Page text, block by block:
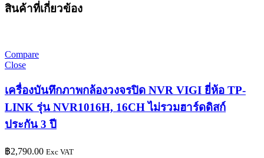
สินค้าที่เกี่ยวข้อง
Compare
Close
เครื่องบันทึกภาพกล้องวงจรปิด NVR VIGI ยี่ห้อ TP-
LINK รุ่น NVR1016H, 16CH ไม่รวมฮาร์ดดิสก์
ประกัน 3 ปี
฿2,790.00 Exc VAT